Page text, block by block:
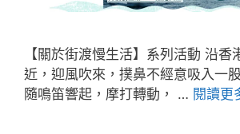
【關於街渡慢生活】系列活動 沿香
近，迎風吹來，撲鼻不經意吸入一
隨鳴笛響起，摩打轉動， … 閱讀更